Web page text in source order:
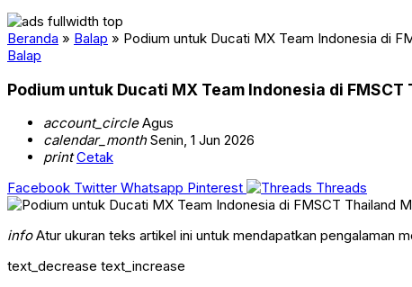
Beranda » Balap » Podium untuk Ducati MX Team Indonesia di
Balap
Podium untuk Ducati MX Team Indonesia di
account_circleAgus
calendar_monthSenin, 1 Jun 2026
print Cetak
Facebook Twitter Whatsapp Pinterest Threads
infoAtur ukuran teks artikel ini untuk mendapatkan pengalaman
text_decrease text_increase